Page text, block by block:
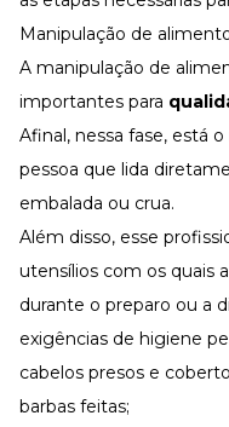
Manipulação de
A manipulação de
importantes para
Afinal, nessa fase, está
pessoa que lida
embalada ou crua.
Além disso, esse
utensílios com os quais
durante o preparo ou a
exigências de higiene
cabelos presos e
barbas feitas;